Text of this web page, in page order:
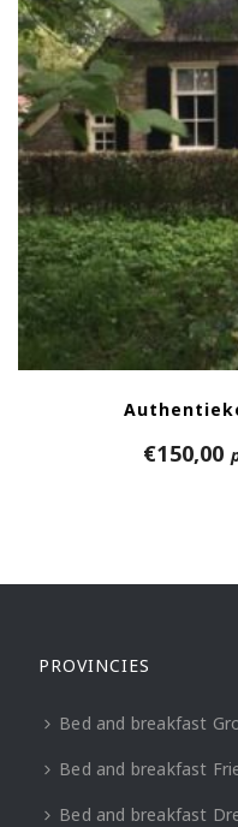
€150,00
PROVINCIES
Bed and breakfast
Bed and breakfast
Bed and breakfast